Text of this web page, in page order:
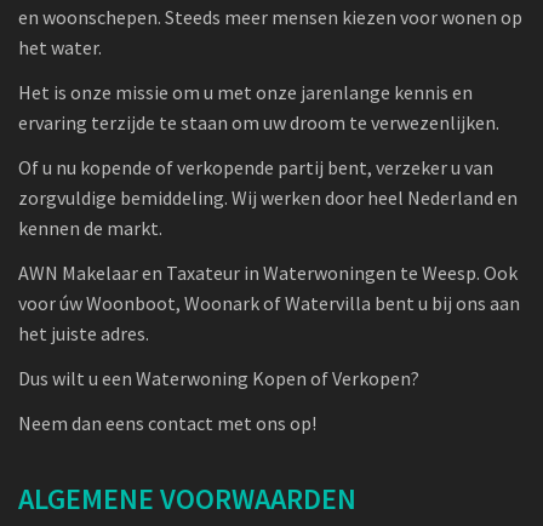
en woonschepen. Steeds meer mensen kiezen voor wonen op
het water.
Het is onze missie om u met onze jarenlange kennis en
ervaring terzijde te staan om uw droom te verwezenlijken.
Of u nu kopende of verkopende partij bent, verzeker u van
zorgvuldige bemiddeling. Wij werken door heel Nederland en
kennen de markt.
AWN Makelaar en Taxateur in Waterwoningen te Weesp. Ook
voor úw Woonboot, Woonark of Watervilla bent u bij ons aan
het juiste adres.
Dus wilt u een Waterwoning Kopen of Verkopen?
Neem dan eens contact met ons op!
ALGEMENE VOORWAARDEN